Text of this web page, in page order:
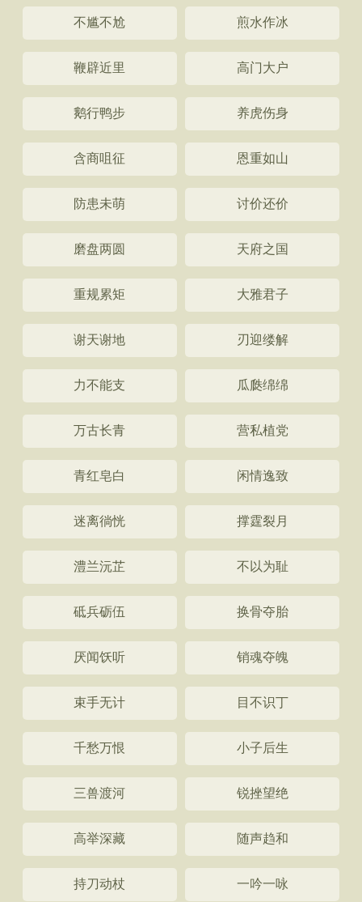
不尴不尬 煎水作冰
鞭辟近里 高门大户
鹅行鸭步 养虎伤身
含商咀征 恩重如山
防患未萌 讨价还价
磨盘两圆 天府之国
重规累矩 大雅君子
谢天谢地 刃迎缕解
力不能支 瓜瓞绵绵
万古长青 营私植党
青红皂白 闲情逸致
迷离徜恍 撑霆裂月
澧兰沅芷 不以为耻
砥兵砺伍 换骨夺胎
厌闻饫听 销魂夺魄
束手无计 目不识丁
千愁万恨 小子后生
三兽渡河 锐挫望绝
高举深藏 随声趋和
持刀动杖 一吟一咏